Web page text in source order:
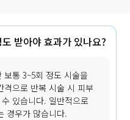
받아야 효과가 있나요?
통 3~5회 정도 시술을
격으로 반복 시술 시 피부
있습니다. 일반적으로
경우가 많습니다.